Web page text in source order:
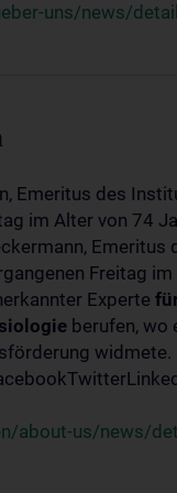
uns/news/
Emeritus des
im Alter von 74
Emeritus
Freitag
Experte
berufen, wo
about-us/news/